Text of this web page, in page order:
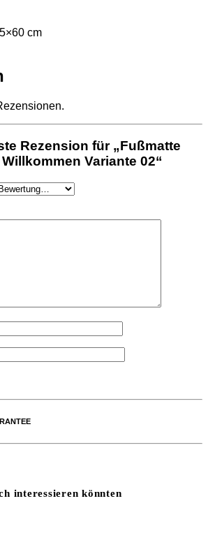
cm
Rezension für „Fußmatte
Variante 02“
interessieren könnten